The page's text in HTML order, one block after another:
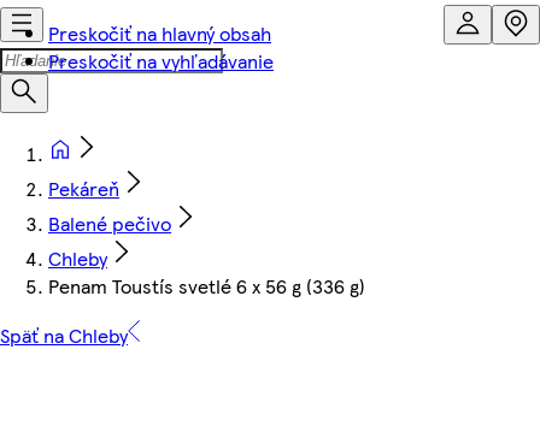
Preskočiť na hlavný obsah
Preskočiť na vyhľadávanie
Pekáreň
Balené pečivo
Chleby
Penam Toustís svetlé 6 x 56 g (336 g)
Späť na Chleby